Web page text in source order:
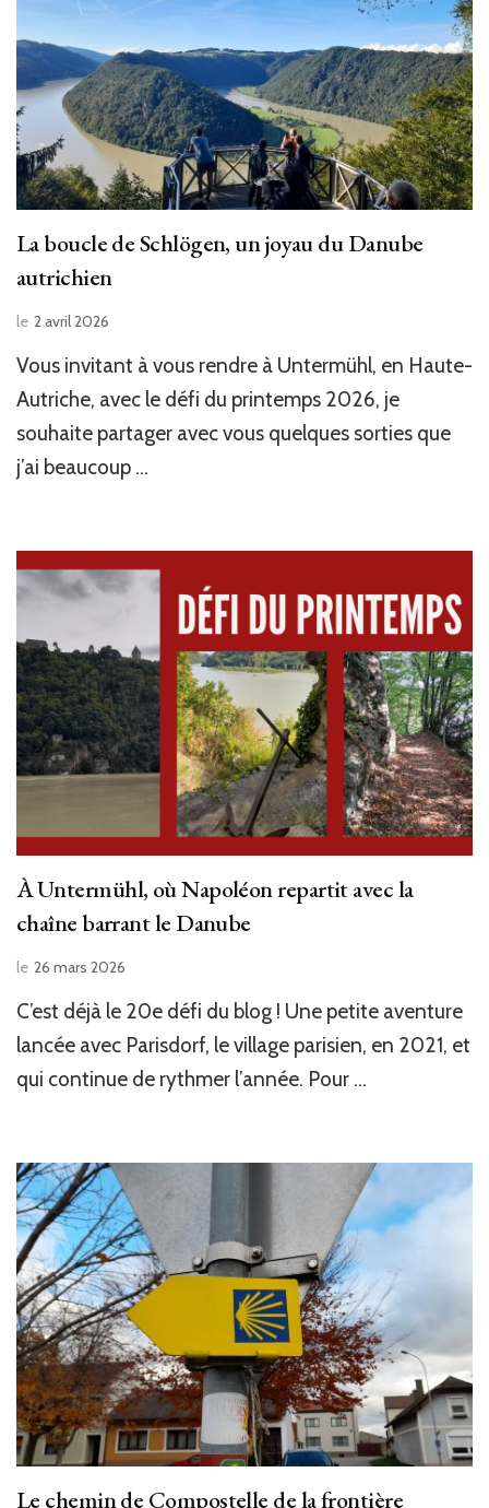
La boucle de Schlögen, un joyau du Danube
autrichien
le 2 avril 2026
Vous invitant à vous rendre à Untermühl, en Haute-
Autriche, avec le défi du printemps 2026, je
souhaite partager avec vous quelques sorties que
j’ai beaucoup …
À Untermühl, où Napoléon repartit avec la
chaîne barrant le Danube
le 26 mars 2026
C’est déjà le 20e défi du blog ! Une petite aventure
lancée avec Parisdorf, le village parisien, en 2021, et
qui continue de rythmer l’année. Pour …
Le chemin de Compostelle de la frontière